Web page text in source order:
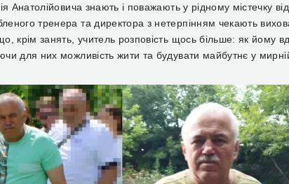
я Анатолійовича знають і поважають у рідному містечку
тренера та директора з нетерпінням чекають
крім занять, учитель розповість щось більше: як йому
для них можливість жити та будувати майбутнє у мирній,